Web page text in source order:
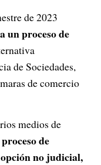
de 2023
un proceso de
de Sociedades,
de comercio
medios de
de
no judicial,